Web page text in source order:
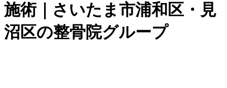
施術｜さいたま市浦和区・見
沼区の整骨院グループ